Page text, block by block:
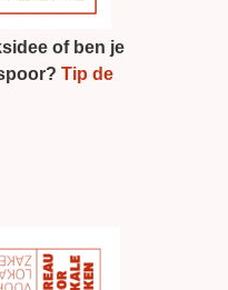
of ben je
Tip de